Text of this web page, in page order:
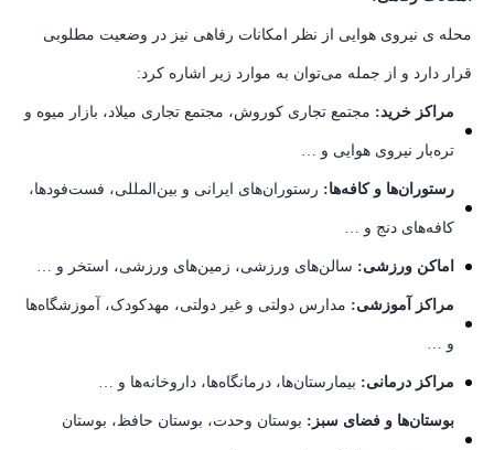
محله ی نیروی هوایی از نظر امکانات رفاهی نیز در وضعیت مطلوبی
قرار دارد و از جمله می‌توان به موارد زیر اشاره کرد:
مراکز خرید: مجتمع تجاری کوروش، مجتمع تجاری میلاد، بازار میوه و
تره‌بار نیروی هوایی و …
رستوران‌ها و کافه‌ها: رستوران‌های ایرانی و بین‌المللی، فست‌فودها،
کافه‌های دنج و …
اماکن ورزشی: سالن‌های ورزشی، زمین‌های ورزشی، استخر و …
مراکز آموزشی: مدارس دولتی و غیر دولتی، مهدکودک، آموزشگاه‌ها
و …
مراکز درمانی: بیمارستان‌ها، درمانگاه‌ها، داروخانه‌ها و …
بوستان‌ها و فضای سبز: بوستان وحدت، بوستان حافظ، بوستان